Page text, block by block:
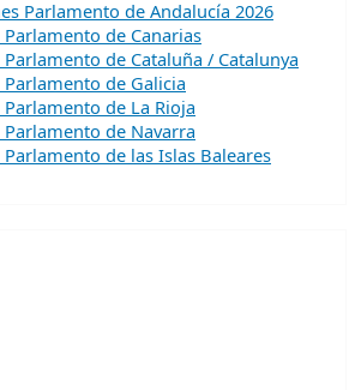
Parlamento de Andalucía 2026
Parlamento de Canarias
Parlamento de Cataluña / Catalunya
Parlamento de Galicia
Parlamento de La Rioja
Parlamento de Navarra
Parlamento de las Islas Baleares